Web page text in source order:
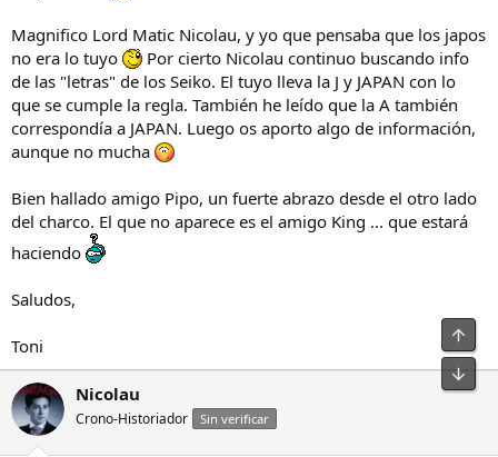
Magnifico Lord Matic Nicolau, y yo que pensaba que los japos
no era lo tuyo
Por cierto Nicolau continuo buscando info
de las "letras" de los Seiko. El tuyo lleva la J y JAPAN con lo
que se cumple la regla. También he leído que la A también
correspondía a JAPAN. Luego os aporto algo de información,
aunque no mucha
Bien hallado amigo Pipo, un fuerte abrazo desde el otro lado
del charco. El que no aparece es el amigo King ... que estará
haciendo
Saludos,
Toni
Nicolau
Crono-Historiador Sin verificar
Pie